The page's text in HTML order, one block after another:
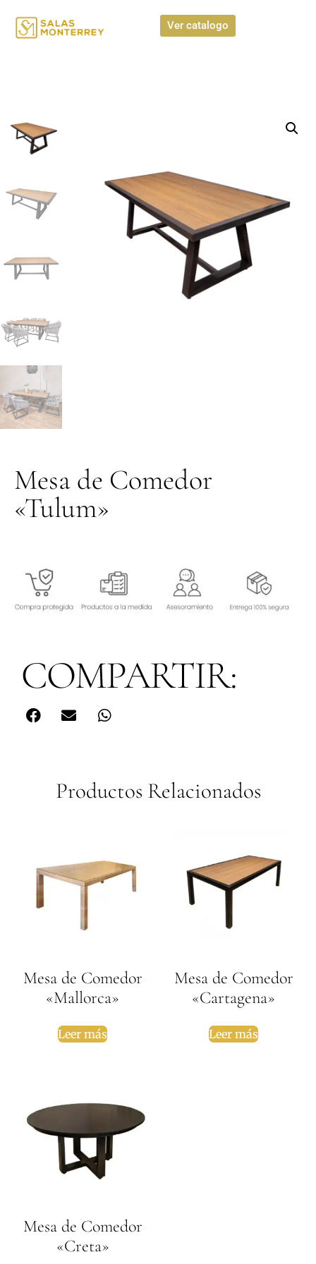
Ver catalogo
Mesa de Comedor
«Tulum»
COMPARTIR:
Productos Relacionados
Mesa de Comedor
«Mallorca»
Leer más
Mesa de Comedor
«Cartagena»
Leer más
Mesa de Comedor
«Creta»